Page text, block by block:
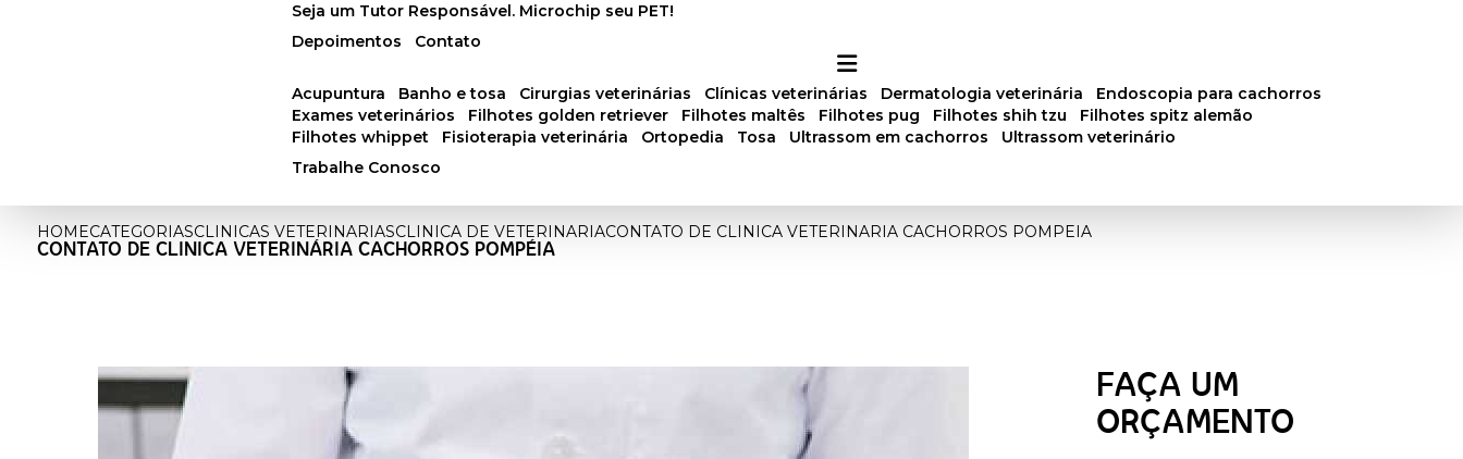
Depoimentos
Seja um Tutor Responsável. Microchip seu PET!
Contato
acupuntura banho e tosa cirurgias veterinárias clínicas veterinárias dermatologia veterinária
endoscopia para cachorros
exames veterinários
filhotes golden retriever filhotes maltês filhotes pug filhotes shih tzu
filhotes spitz alemão
filhotes whippet
fisioterapia veterinária ortopedia tosa ultrassom em cachorros
ultrassom veterinário
Trabalhe Conosco
HOMECATEGORIASCLINICAS VETERINARIASCLINICA DE VETERINARIACONTATO DE CLINICA VETERINARIA CACHORROS POMPEIA
CONTATO DE CLINICA VETERINÁRIA CACHORROS POMPÉIA
FAÇA UM
ORÇAMENTO